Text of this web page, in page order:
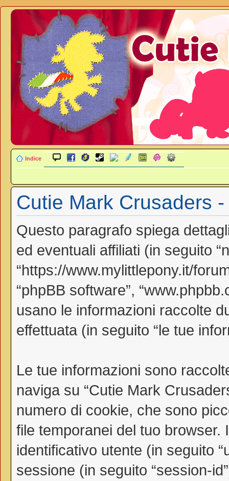
Indice
Cutie Mark Crusaders
Questo paragrafo spiega
ed eventuali affiliati (in seguito
“https://www.mylittlepony.it/
“phpBB software”,
usano le informazioni raccolte
effettuata (in seguito “le tue
Le tue informazioni sono
naviga su “Cutie Mark
numero di cookie, che sono
file temporanei del tuo
identificativo utente (in seguito
sessione (in seguito “session-